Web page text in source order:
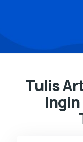
Tulis